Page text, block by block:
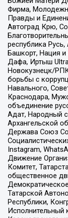
Фирма,
Правды и
Автоград Крю,
республика
Башкорт, Нация и
Дафа, Иртыш
Новокузнецк/
борьбы с
Навального,
Краснодара,
объединение
Адат, Народный
Архангельской
Держава Союз
Instagram,
Движение
Комитет,
общественное
Татарской
Республики,
Исполнительный